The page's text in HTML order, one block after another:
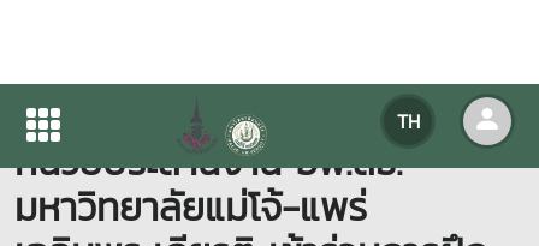
TH
ศูนย์ประสานงาน อพ.สธ.-มจ.และ
หน่วยประสานงาน อพ.สธ.-
มหาวิทยาลัยแม่โจ้-แพร่